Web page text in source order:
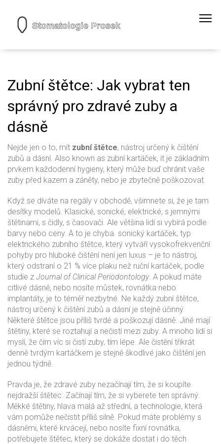
Zubní štětce: Jak vybrat ten
správný pro zdravé zuby a
dásně
Nejde jen o to, mít zubní štětce, nástroj určený k čištění
zubů a dásní. Also known as zubní kartáček, it je základním
prvkem každodenní hygieny, který může buď chránit vaše
zuby před kazem a záněty, nebo je zbytečně poškozovat.
Když se díváte na regály v obchodě, všimnete si, že je tam
desítky modelů. Klasické, sonické, elektrické, s jemnými
štětinami, s čidly, s časovači. Ale většina lidí si vybírá podle
barvy nebo ceny. A to je chyba. sonický kartáček, typ
elektrického zubního štětce, který vytváří vysokofrekvenční
pohyby pro hluboké čištěnínení jen luxus – je to nástroj,
který odstraní o 21 % více plaku než ruční kartáček, podle
studie z Journal of Clinical Periodontology. A pokud máte
citlivé dásně, nebo nosíte můstek, rovnátka nebo
implantáty, je to téměř nezbytné. Ne každý zubní štětce,
nástroj určený k čištění zubů a dásníje stejně účinný.
Některé štětce jsou příliš tvrdé a poškozují dásně. Jiné mají
štětiny, které se roztahují a nečistí mezi zuby. A mnoho lidí si
myslí, že čím víc si čistí zuby, tím lépe. Ale čistění třikrát
denně tvrdým kartáčkem je stejně škodlivé jako čištění jen
jednou týdně.
Pravda je, že zdravé zuby nezačínají tím, že si koupíte
nejdražší štětec. Začínají tím, že si vyberete ten správný.
Měkké štětiny, hlava malá až střední, a technologie, která
vám pomůže nečistit příliš silně. Pokud máte problémy s
dásněmi, které krvácejí, nebo nosíte fixní rovnátka,
potřebujete štětec, který se dokáže dostat i do těch